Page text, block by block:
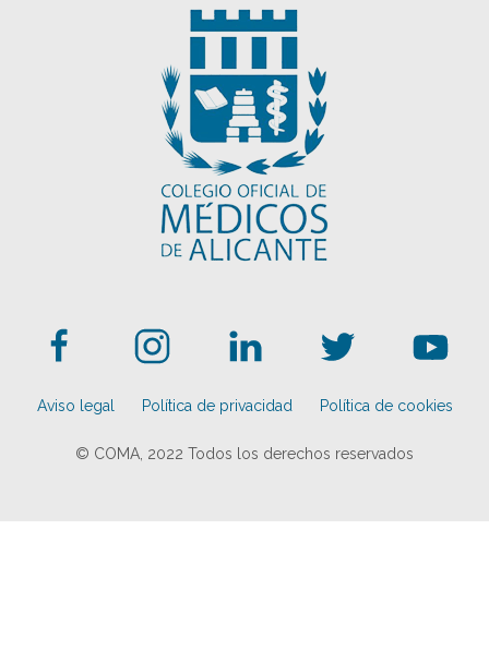
Aviso legal Política de privacidad Política de cookies
© COMA, 2022 Todos los derechos reservados